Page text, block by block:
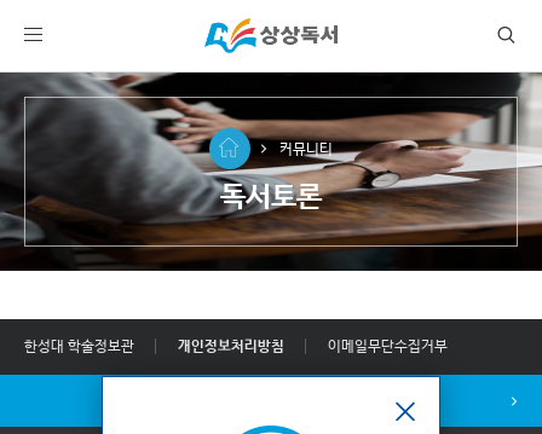
커뮤니티
독서토론
한성대 학술정보관 개인정보처리방침 이메일무단수집거부